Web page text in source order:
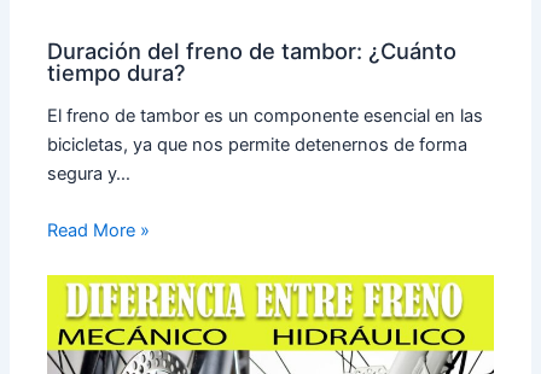
Duración del freno de tambor: ¿Cuánto
tiempo dura?
El freno de tambor es un componente esencial en las
bicicletas, ya que nos permite detenernos de forma
segura y…
Read More »